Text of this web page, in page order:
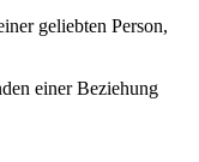
geliebten Person,
einer Beziehung